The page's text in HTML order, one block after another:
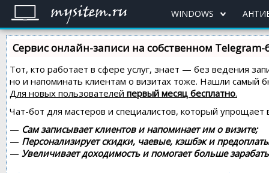
WINDOWS
Сервис онлайн-записи на собственном Telegram-
Тот, кто работает в сфере услуг, знает — без ведения
но и напоминать клиентам о визитах тоже. Нашли самый
Для новых пользователей первый месяц бесплатно.
Чат-бот для мастеров и специалистов, который упрощает
— Сам записывает клиентов и напоминает им о визите;
— Персонализирует скидки, чаевые, кэшбэк и
— Увеличивает доходимость и помогает больше